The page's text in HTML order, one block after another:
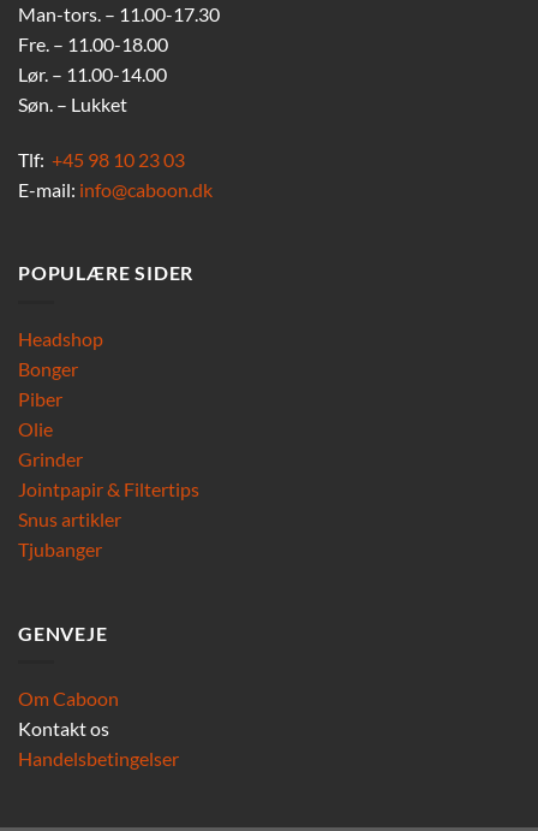
Man-tors. – 11.00-17.30
Fre. – 11.00-18.00
Lør. – 11.00-14.00
Søn. – Lukket
Tlf: +45 98 10 23 03
E-mail: info@caboon.dk
POPULÆRE SIDER
Headshop
Bonger
Piber
Olie
Grinder
Jointpapir & Filtertips
Snus artikler
Tjubanger
GENVEJE
Om Caboon
Kontakt os
Handelsbetingelser